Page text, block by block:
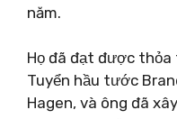
năm.
Họ đã đạt được thỏa
Tuyển hầu tước
Hagen, và ông đã